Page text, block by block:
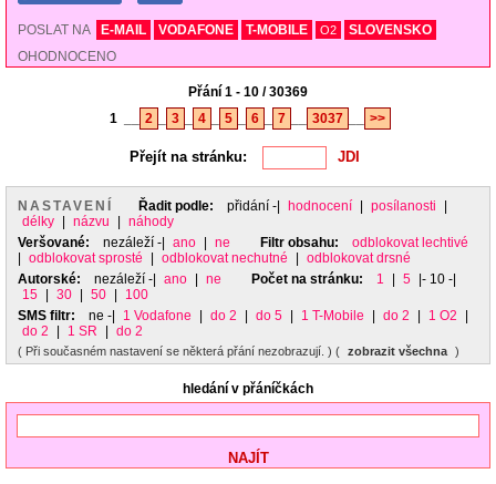
POSLAT NA E-MAIL VODAFONE T-MOBILE O2
SLOVENSKO
OHODNOCENO
Přání 1 - 10 / 30369
1
2 3 4 5 6 7 3037 >>
Přejít na stránku:
NASTAVENÍ Řadit podle: přidání -| hodnocení posílanosti
délky
názvu
náhody
Veršované:
nezáleží -| ano ne Filtr obsahu:
odblokovat lechtivé
odblokovat sprosté odblokovat nechutné
odblokovat drsné
Autorské:
nezáleží -| ano ne Počet na stránku: 1 5
|- 10 -|
15
30 50
100
SMS filtr:
ne -| 1 Vodafone do 2 do 5 1 T-Mobile do 2 1 O2
do 2
1 SR do 2
( Při současném nastavení se některá přání nezobrazují. ) ( zobrazit všechna )
hledání v přáníčkách